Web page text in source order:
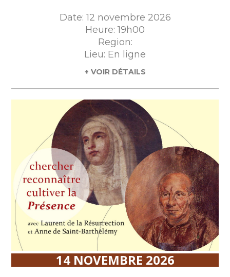
Date: 12 novembre 2026
Heure: 19h00
Region:
Lieu: En ligne
+ VOIR DÉTAILS
14 NOVEMBRE 2026